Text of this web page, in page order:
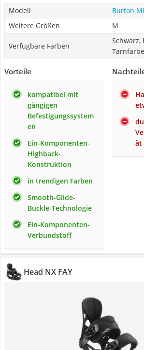
Modell
Burton
Weitere Größen
M
Verfügbare Farben
Schwarz,
Tarnfarbe
Vorteile
kompatibel mit
gängigen
Befestigungssystem
en
Ein-Komponenten-
Highback-
Konstruktion
in trendigen Farben
Smooth-Glide-
Buckle-Technologie
Ein-Komponenten-
Verbundstoff
ät
Head NX FAY